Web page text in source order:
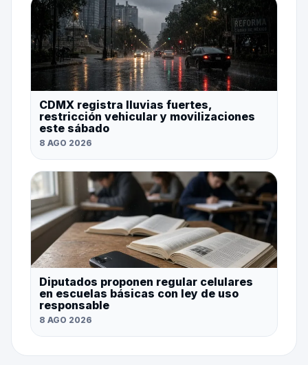
CDMX registra lluvias fuertes,
restricción vehicular y movilizaciones
este sábado
8 AGO 2026
Diputados proponen regular celulares
en escuelas básicas con ley de uso
responsable
8 AGO 2026